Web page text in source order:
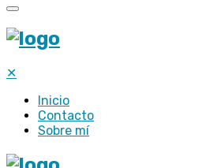
✕
Inicio
Contacto
Sobre mí